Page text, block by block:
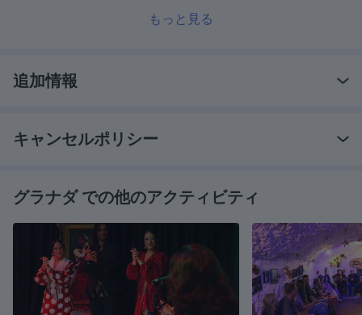
もっと見る
追加情報
キャンセルポリシー
グラナダ での他のアクティビティ